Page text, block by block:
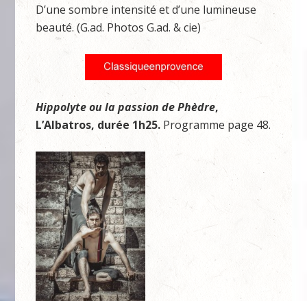
D’une sombre intensité et d’une lumineuse
beauté. (G.ad. Photos G.ad. & cie)
Hippolyte ou la passion de Phèdre,
L’Albatros, durée 1h25. Programme page 48.